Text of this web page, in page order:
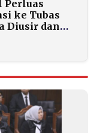
Perluas
ke Tubas
Diusir dan